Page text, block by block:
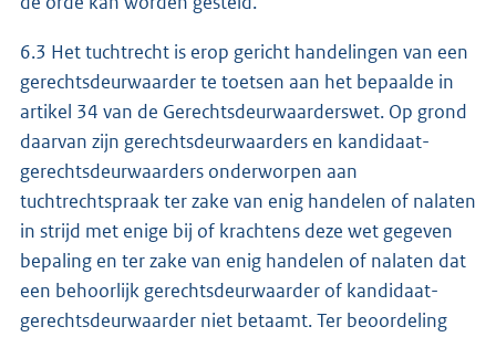
6.3 Het tuchtrecht is erop gericht handelingen van een
gerechtsdeurwaarder te toetsen aan het bepaalde in
artikel 34 van de Gerechtsdeurwaarderswet. Op grond
daarvan zijn gerechtsdeurwaarders en kandidaat-
gerechtsdeurwaarders onderworpen aan
tuchtrechtspraak ter zake van enig handelen of nalaten
in strijd met enige bij of krachtens deze wet gegeven
bepaling en ter zake van enig handelen of nalaten dat
een behoorlijk gerechtsdeurwaarder of kandidaat-
gerechtsdeurwaarder niet betaamt. Ter beoordeling